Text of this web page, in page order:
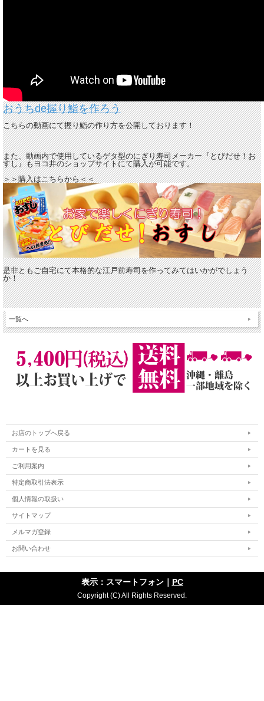
おうちde握り鮨を作ろう
こちらの動画にて握り鮨の作り方を公開しております！
また、動画内で使用しているゲタ型のにぎり寿司メーカー『とびだせ！お
すし』もヨコ井のショップサイトにて購入が可能です。
＞＞購入はこちらから＜＜
是非ともご自宅にて本格的な江戸前寿司を作ってみてはいかがでしょう
か！
一覧へ
お店のトップへ戻る
カートを見る
ご利用案内
特定商取引法表示
個人情報の取扱い
サイトマップ
メルマガ登録
お問い合わせ
表示：スマートフォン｜ PC
Copyright (C) All Rights Reserved.